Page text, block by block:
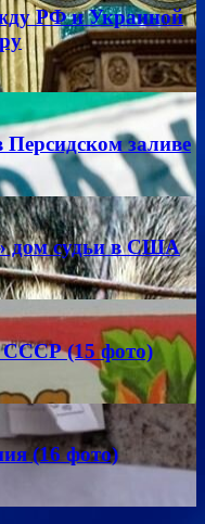
РФ и Украиной
заливе
дом судьи в США
СССР (15 фото)
(16 фото)